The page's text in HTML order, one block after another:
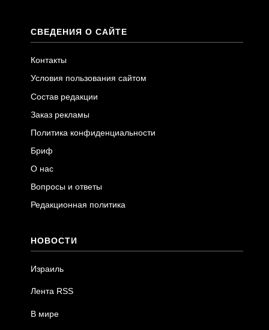
СВЕДЕНИЯ О САЙТЕ
Контакты
Условия пользования сайтом
Состав редакции
Заказ рекламы
Политика конфиденциальности
Бриф
О нас
Вопросы и ответы
Редакционная политика
НОВОСТИ
Израиль
Лента RSS
В мире